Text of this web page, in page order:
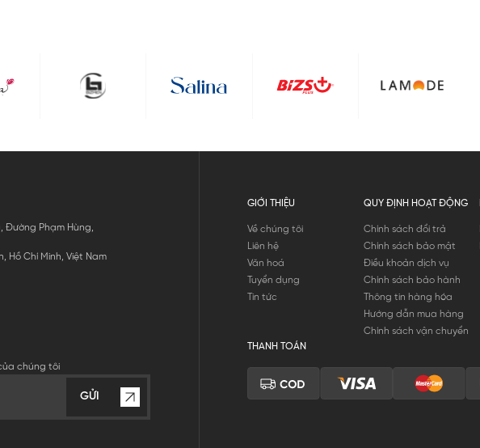
Đường Phạm Hùng,
Hồ Chí Minh, Việt Nam
chúng tôi
GỬI
GIỚI THIỆU
Về chúng tôi
Liên hệ
Văn hoá
Tuyển dụng
Tin tức
QUY ĐỊNH HOẠT ĐỘNG
Chính sách đổi trả
Chính sách bảo mật
Điều khoản dịch vụ
Chính sách bảo hành
Thông tin hàng hóa
Hướng dẫn mua hàng
Chính sách vận chuyển
THANH TOÁN